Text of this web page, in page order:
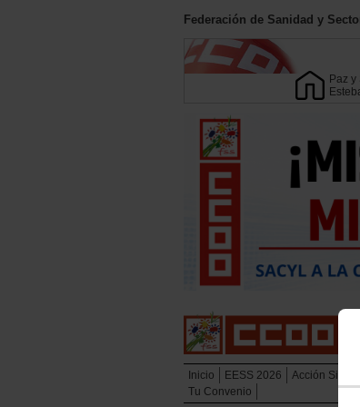
Federación de Sanidad y
Paz y
Inicio EESS 2026 Acción
Tu Convenio